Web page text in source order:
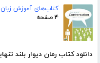
کتاب‌های آموزش زبان
۴ صفحه
دانلود کتاب رمان دیوار بلند